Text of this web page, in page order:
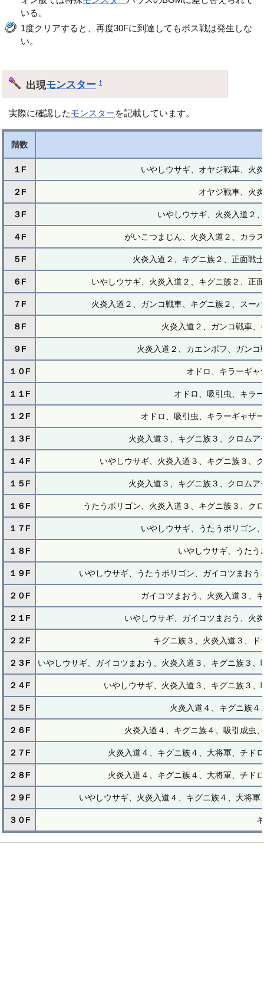
いる。
1度クリアすると、再度30Fに到達してもボス戦は発生しな
い。
出現モンスター †
実際に確認したモンスターを記載しています。
階数
１F いやしウサギ、オヤジ戦車、火
２F オヤジ戦車、火
３F いやしウサギ、火炎入道２
４F がいこつまじん、火炎入道２、カラ
５F 火炎入道２、キグニ族２、正面戦
６F いやしウサギ、火炎入道２、キグニ族２、正
７F 火炎入道２、ガンコ戦車、キグニ族２、スー
８F 火炎入道２、ガンコ戦車
９F 火炎入道２、カエンポフ、ガン
１０F オドロ、キラーギ
１１F オドロ、吸引虫、キラ
１２F オドロ、吸引虫、キラーギャザ
１３F 火炎入道３、キグニ族３、クロム
１４F いやしウサギ、火炎入道３、キグニ族３、
１５F 火炎入道３、キグニ族３、クロム
１６F うたうポリゴン、火炎入道３、キグニ族３、ク
１７F いやしウサギ、うたうポリゴン
１８F いやしウサギ、うた
１９F いやしウサギ、うたうポリゴン、ガイコツまお
２０F ガイコツまおう、火炎入道３、
２１F いやしウサギ、ガイコツまおう、火
２２F キグニ族３、火炎入道３、
２３F いやしウサギ、ガイコツまおう、火炎入道３、キグニ族３
２４F いやしウサギ、火炎入道３、キグニ族３
２５F 火炎入道４、キグニ族
２６F 火炎入道４、キグニ族４、吸引成虫
２７F 火炎入道４、キグニ族４、大将軍、チド
２８F 火炎入道４、キグニ族４、大将軍、チド
２９F いやしウサギ、火炎入道４、キグニ族４、大将
３０F